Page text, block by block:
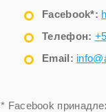
Facebook*:
Телефон:
Email:
* Facebook